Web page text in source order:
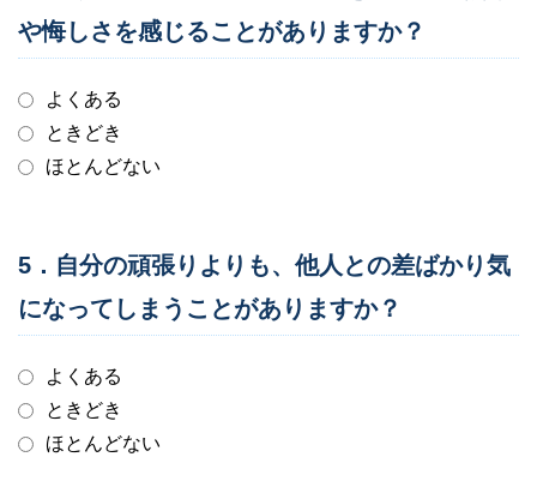
や悔しさを感じることがありますか？
よくある
ときどき
ほとんどない
5．自分の頑張りよりも、他人との差ばかり気
になってしまうことがありますか？
よくある
ときどき
ほとんどない